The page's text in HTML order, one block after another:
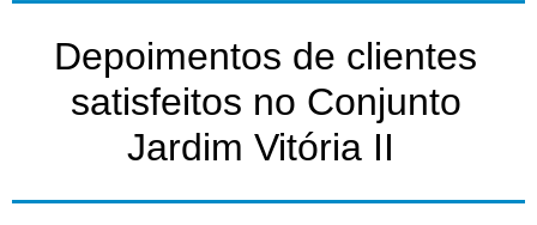
Depoimentos de clientes
satisfeitos no Conjunto
Jardim Vitória II ​